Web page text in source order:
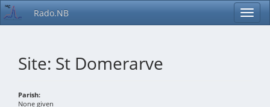
Rado.NB
Site: St Domerarve
Parish:
None given